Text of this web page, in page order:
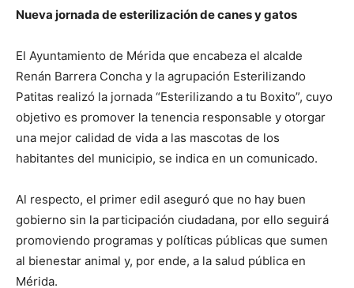
Nueva jornada de esterilización de canes y gatos
El Ayuntamiento de Mérida que encabeza el alcalde
Renán Barrera Concha y la agrupación Esterilizando
Patitas realizó la jornada “Esterilizando a tu Boxito”, cuyo
objetivo es promover la tenencia responsable y otorgar
una mejor calidad de vida a las mascotas de los
habitantes del municipio, se indica en un comunicado.
Al respecto, el primer edil aseguró que no hay buen
gobierno sin la participación ciudadana, por ello seguirá
promoviendo programas y políticas públicas que sumen
al bienestar animal y, por ende, a la salud pública en
Mérida.